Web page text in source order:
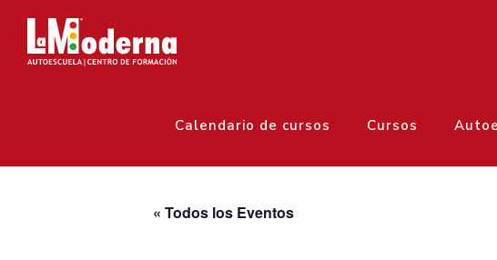
Calendario de cursos Cursos
« Todos los Eventos